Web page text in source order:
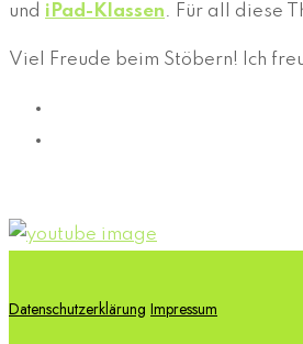
und iPad-Klassen. Für all diese
Viel Freude beim Stöbern! Ich
Datenschutzerklärung Impressum